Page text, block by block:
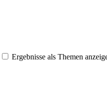
Ergebnisse als Themen